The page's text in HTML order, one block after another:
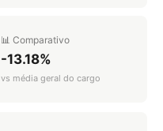
📊 Comparativo
-13.18%
vs média geral do cargo